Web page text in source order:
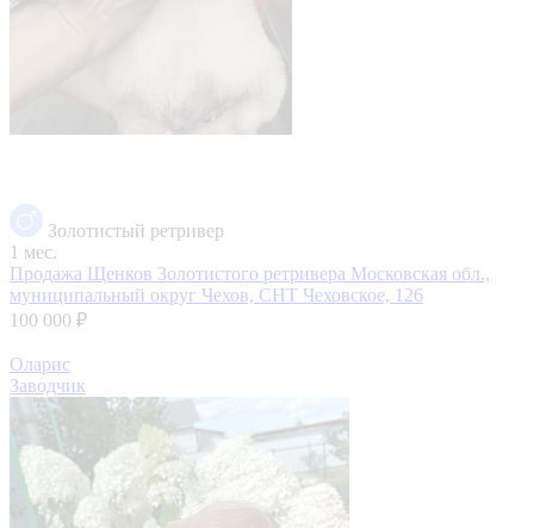
Золотистый ретривер
1 мес.
Продажа Щенков Золотистого ретривера Московская обл.,
муниципальный округ Чехов, СНТ Чеховское, 126
100 000 ₽
Оларис
Заводчик